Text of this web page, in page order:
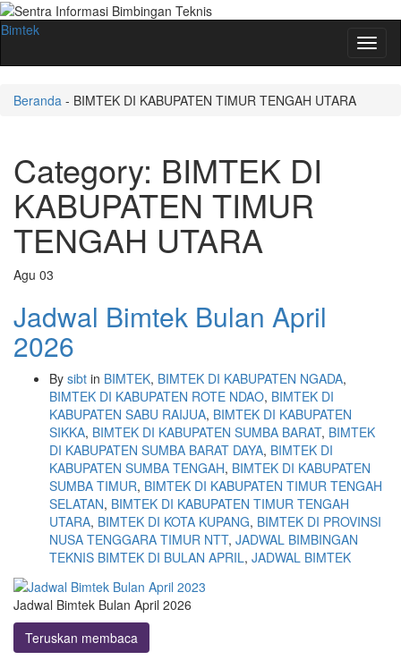
Bimtek
Beranda - BIMTEK DI KABUPATEN TIMUR TENGAH UTARA
Category: BIMTEK DI
KABUPATEN TIMUR
TENGAH UTARA
Agu 03
Jadwal Bimtek Bulan April
2026
By sibt in BIMTEK, BIMTEK DI KABUPATEN NGADA,
BIMTEK DI KABUPATEN ROTE NDAO, BIMTEK DI
KABUPATEN SABU RAIJUA, BIMTEK DI KABUPATEN
SIKKA, BIMTEK DI KABUPATEN SUMBA BARAT, BIMTEK
DI KABUPATEN SUMBA BARAT DAYA, BIMTEK DI
KABUPATEN SUMBA TENGAH, BIMTEK DI KABUPATEN
SUMBA TIMUR, BIMTEK DI KABUPATEN TIMUR TENGAH
SELATAN, BIMTEK DI KABUPATEN TIMUR TENGAH
UTARA, BIMTEK DI KOTA KUPANG, BIMTEK DI PROVINSI
NUSA TENGGARA TIMUR NTT, JADWAL BIMBINGAN
TEKNIS BIMTEK DI BULAN APRIL, JADWAL BIMTEK
Jadwal Bimtek Bulan April 2026
Teruskan membaca